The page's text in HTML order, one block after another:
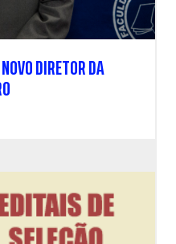
DIRETOR DA